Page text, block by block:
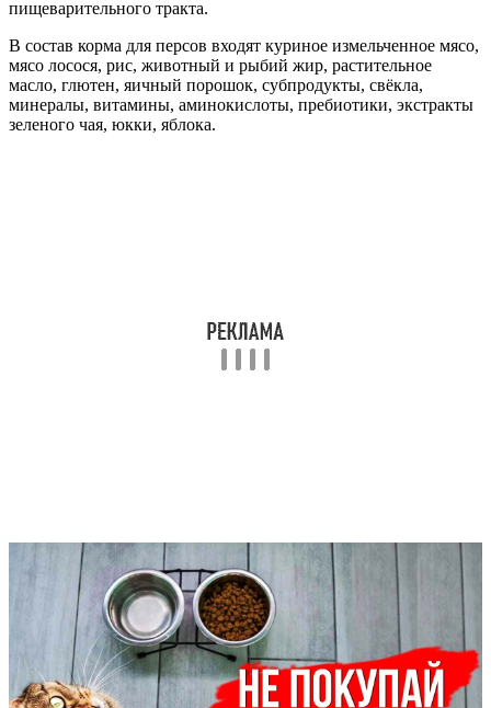
пищеварительного тракта.
В состав корма для персов входят куриное измельченное мясо,
мясо лосося, рис, животный и рыбий жир, растительное
масло, глютен, яичный порошок, субпродукты, свёкла,
минералы, витамины, аминокислоты, пребиотики, экстракты
зеленого чая, юкки, яблока.